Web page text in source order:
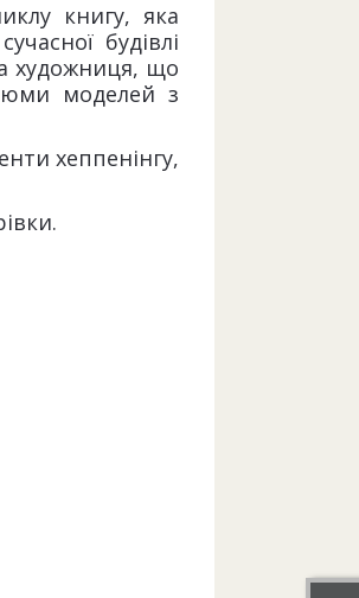
книгу, яка
будівлі
художниця, що
моделей з
хеппенінгу,